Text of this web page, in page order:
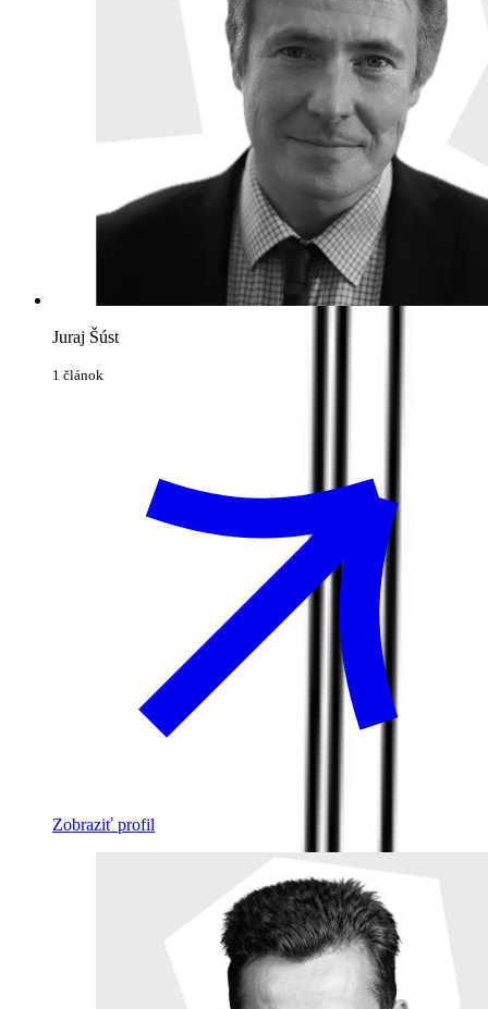
Juraj Šúst
1 článok
Zobraziť profil